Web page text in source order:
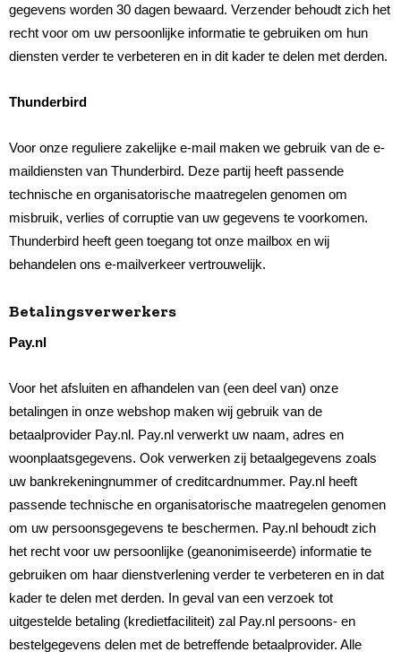
gegevens worden 30 dagen bewaard. Verzender behoudt zich het
recht voor om uw persoonlijke informatie te gebruiken om hun
diensten verder te verbeteren en in dit kader te delen met derden.
Thunderbird
Voor onze reguliere zakelijke e-mail maken we gebruik van de e-
maildiensten van Thunderbird. Deze partij heeft passende
technische en organisatorische maatregelen genomen om
misbruik, verlies of corruptie van uw gegevens te voorkomen.
Thunderbird heeft geen toegang tot onze mailbox en wij
behandelen ons e-mailverkeer vertrouwelijk.
Betalingsverwerkers
Pay.nl
Voor het afsluiten en afhandelen van (een deel van) onze
betalingen in onze webshop maken wij gebruik van de
betaalprovider Pay.nl. Pay.nl verwerkt uw naam, adres en
woonplaatsgegevens. Ook verwerken zij betaalgegevens zoals
uw bankrekeningnummer of creditcardnummer. Pay.nl heeft
passende technische en organisatorische maatregelen genomen
om uw persoonsgegevens te beschermen. Pay.nl behoudt zich
het recht voor uw persoonlijke (geanonimiseerde) informatie te
gebruiken om haar dienstverlening verder te verbeteren en in dat
kader te delen met derden. In geval van een verzoek tot
uitgestelde betaling (kredietfaciliteit) zal Pay.nl persoons- en
bestelgegevens delen met de betreffende betaalprovider. Alle